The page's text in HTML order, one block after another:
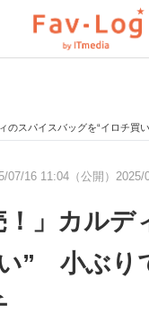
スマホと通信の最新トレンド
企業ITのトレンドを詳説
スバッグを“イロチ買い” 小ぶりで映
07/16 11:04（公開） 2025/
！」カルデ
” 小ぶり